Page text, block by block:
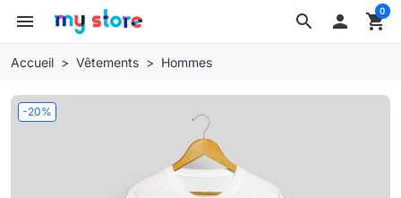
search
menu  shopping_cart
0
Accueil Vêtements Hommes
-20%